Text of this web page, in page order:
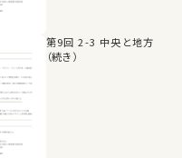
第9回 2-3 中央と地方
（続き）